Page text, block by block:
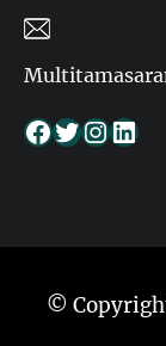
Facebook Twitter InstagramLinkedIn
©